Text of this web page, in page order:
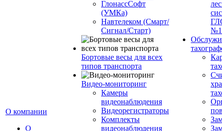
О компании
О
ГлонассСофт
(УМКа)
Навтелеком (Смарт/
Сигнал/Старт)
Бортовые весы для всех
типов транспорта
Видео-мониторинг
Камеры
видеонаблюдения
Видеорегистраторы
Комплекты
видеонаблюдения